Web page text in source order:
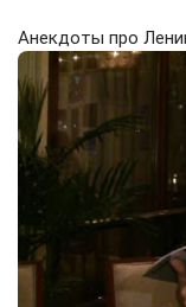
Анекдоты про